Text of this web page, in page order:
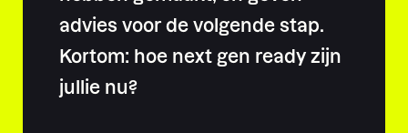
advies voor de volgende stap.
Kortom: hoe next gen ready zijn
jullie nu?